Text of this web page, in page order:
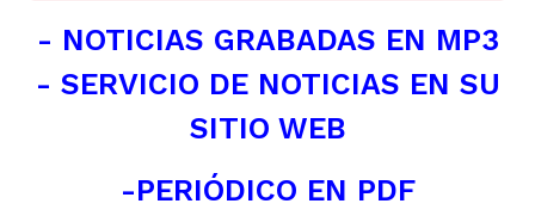
- NOTICIAS GRABADAS EN MP3
- SERVICIO DE NOTICIAS EN SU
SITIO WEB
-PERIÓDICO EN PDF